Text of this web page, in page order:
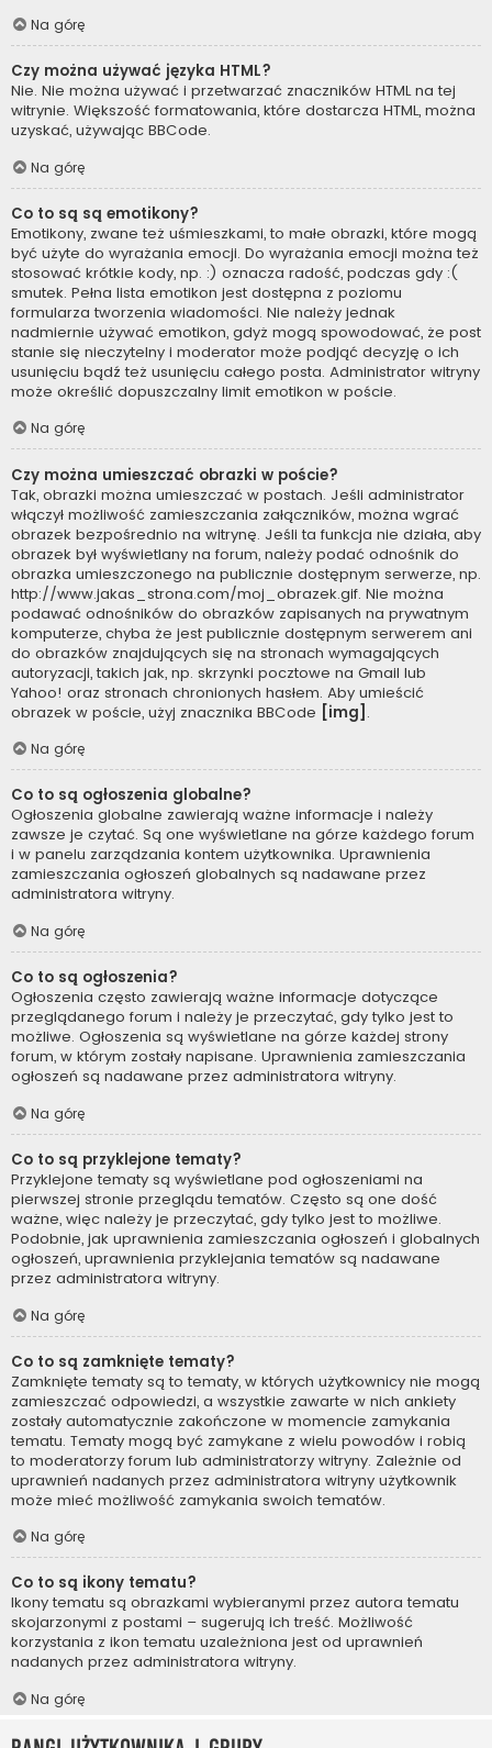
Na górę
Czy można używać języka HTML?
Nie. Nie można używać i przetwarzać znaczników HTML na tej
witrynie. Większość formatowania, które dostarcza HTML, można
uzyskać, używając BBCode.
Na górę
Co to są są emotikony?
Emotikony, zwane też uśmieszkami, to małe obrazki, które mogą
być użyte do wyrażania emocji. Do wyrażania emocji można też
stosować krótkie kody, np. :) oznacza radość, podczas gdy :(
smutek. Pełna lista emotikon jest dostępna z poziomu
formularza tworzenia wiadomości. Nie należy jednak
nadmiernie używać emotikon, gdyż mogą spowodować, że post
stanie się nieczytelny i moderator może podjąć decyzję o ich
usunięciu bądź też usunięciu całego posta. Administrator witryny
może określić dopuszczalny limit emotikon w poście.
Na górę
Czy można umieszczać obrazki w poście?
Tak, obrazki można umieszczać w postach. Jeśli administrator
włączył możliwość zamieszczania załączników, można wgrać
obrazek bezpośrednio na witrynę. Jeśli ta funkcja nie działa, aby
obrazek był wyświetlany na forum, należy podać odnośnik do
obrazka umieszczonego na publicznie dostępnym serwerze, np.
http://www.jakas_strona.com/moj_obrazek.gif. Nie można
podawać odnośników do obrazków zapisanych na prywatnym
komputerze, chyba że jest publicznie dostępnym serwerem ani
do obrazków znajdujących się na stronach wymagających
autoryzacji, takich jak, np. skrzynki pocztowe na Gmail lub
Yahoo! oraz stronach chronionych hasłem. Aby umieścić
obrazek w poście, użyj znacznika BBCode [img] .
Na górę
Co to są ogłoszenia globalne?
Ogłoszenia globalne zawierają ważne informacje i należy
zawsze je czytać. Są one wyświetlane na górze każdego forum
i w panelu zarządzania kontem użytkownika. Uprawnienia
zamieszczania ogłoszeń globalnych są nadawane przez
administratora witryny.
Na górę
Co to są ogłoszenia?
Ogłoszenia często zawierają ważne informacje dotyczące
przeglądanego forum i należy je przeczytać, gdy tylko jest to
możliwe. Ogłoszenia są wyświetlane na górze każdej strony
forum, w którym zostały napisane. Uprawnienia zamieszczania
ogłoszeń są nadawane przez administratora witryny.
Na górę
Co to są przyklejone tematy?
Przyklejone tematy są wyświetlane pod ogłoszeniami na
pierwszej stronie przeglądu tematów. Często są one dość
ważne, więc należy je przeczytać, gdy tylko jest to możliwe.
Podobnie, jak uprawnienia zamieszczania ogłoszeń i globalnych
ogłoszeń, uprawnienia przyklejania tematów są nadawane
przez administratora witryny.
Na górę
Co to są zamknięte tematy?
Zamknięte tematy są to tematy, w których użytkownicy nie mogą
zamieszczać odpowiedzi, a wszystkie zawarte w nich ankiety
zostały automatycznie zakończone w momencie zamykania
tematu. Tematy mogą być zamykane z wielu powodów i robią
to moderatorzy forum lub administratorzy witryny. Zależnie od
uprawnień nadanych przez administratora witryny użytkownik
może mieć możliwość zamykania swoich tematów.
Na górę
Co to są ikony tematu?
Ikony tematu są obrazkami wybieranymi przez autora tematu
skojarzonymi z postami – sugerują ich treść. Możliwość
korzystania z ikon tematu uzależniona jest od uprawnień
nadanych przez administratora witryny.
Na górę